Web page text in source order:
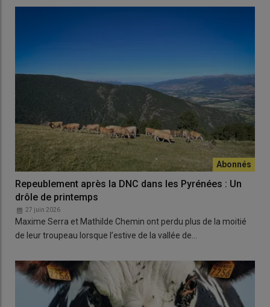
Repeublement après la DNC dans les Pyrénées : Un
drôle de printemps
27 juin 2026
Maxime Serra et Mathilde Chemin ont perdu plus de la moitié
de leur troupeau lorsque l’estive de la vallée de…